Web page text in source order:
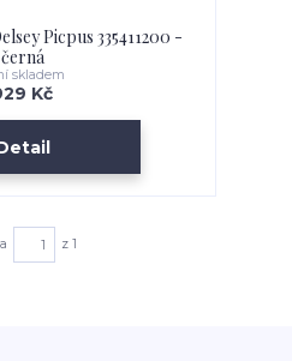
Picpus 335411200 -
černá
Kč
skladem
z 1